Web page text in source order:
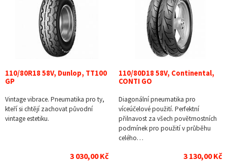
110/80R18 58V, Dunlop, TT100
GP
Vintage vibrace. Pneumatika pro ty,
kteří si chtějí zachovat původní
vintage estetiku.
3 030,00 Kč
110/80D18 58V, Continental,
CONTI GO
Diagonální pneumatika pro
víceúčelové použití. Perfektní
přilnavost za všech povětrnostních
podmínek pro použití v průběhu
celého…
3 130,00 Kč